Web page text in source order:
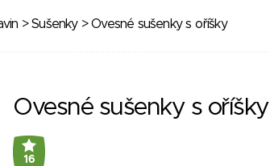
>Sušenky> Ovesné sušenky s oříšky
Ovesné sušenky s oříšky
16